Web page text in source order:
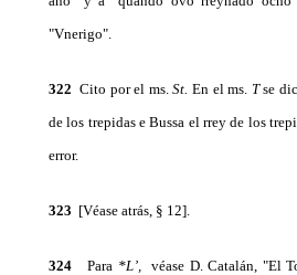
"Vnerigo".
322 Cito por el ms.St.En el ms. Tse
de los trepidas e Bussa el rrey de los
error.
323 [Véase atrás, § 12].
324 Para *L’,
véase D. Catalán, "El